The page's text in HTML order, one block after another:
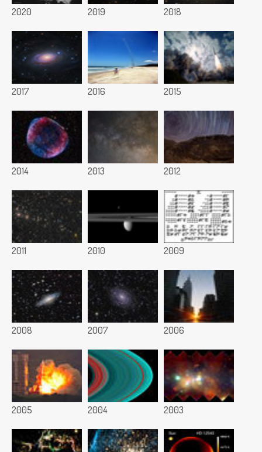
2020 2019 2018
2017 2016 2015
2014 2013 2012
2011 2010 2009
2008 2007 2006
2005 2004 2003